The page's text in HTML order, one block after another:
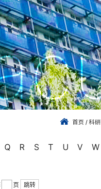
首页 / 科
Q R S T U V W
页 跳转